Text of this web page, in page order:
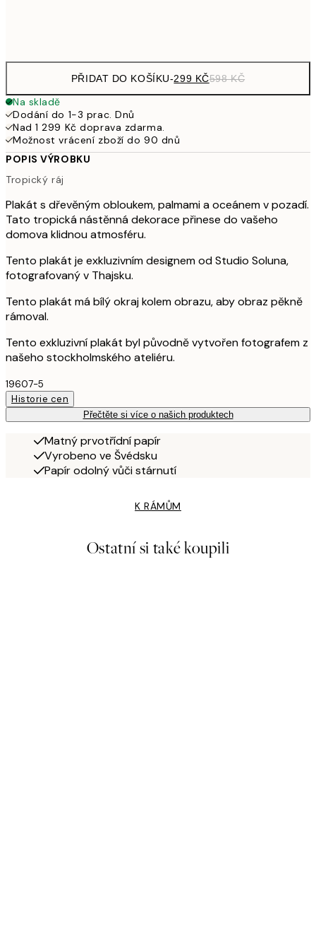
PŘIDAT DO KOŠÍKU-299 KČ598 KČ
Na skladě
Dodání do 1-3 prac. Dnů
Nad 1 299 Kč doprava zdarma.
Možnost vrácení zboží do 90 dnů
POPIS VÝROBKU
Tropický ráj
Plakát s dřevěným obloukem, palmami a oceánem v pozadí.
Tato tropická nástěnná dekorace přinese do vašeho
domova klidnou atmosféru.
Tento plakát je exkluzivním designem od Studio Soluna,
fotografovaný v Thajsku.
Tento plakát má bílý okraj kolem obrazu, aby obraz pěkně
rámoval.
Tento exkluzivní plakát byl původně vytvořen fotografem z
našeho stockholmského ateliéru.
19607-5
Historie cen
Přečtěte si více o našich produktech
Matný prvotřídní papír
Vyrobeno ve Švédsku
Papír odolný vůči stárnutí
K RÁMŮM
Ostatní si také koupili